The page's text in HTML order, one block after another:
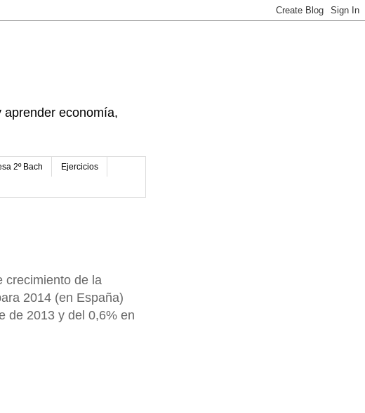
economía,
2º Bach Ejercicios
crecimiento de la
2014 (en España)
de 2013 y del 0,6% en